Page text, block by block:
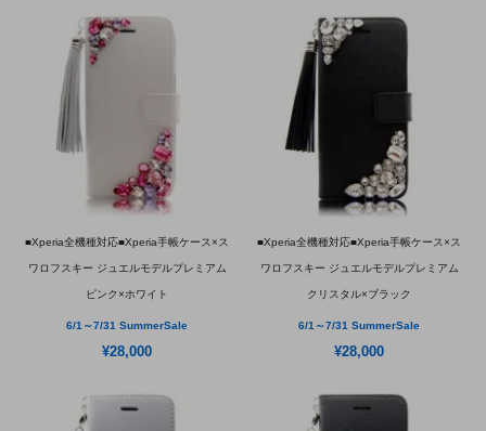
■Xperia全機種対応■Xperia手帳ケース×ス
ワロフスキー ジュエルモデルプレミアム
ピンク×ホワイト
6/1～7/31 SummerSale
¥28,000
■Xperia全機種対応■Xperia手帳ケース×ス
ワロフスキー ジュエルモデルプレミアム
クリスタル×ブラック
6/1～7/31 SummerSale
¥28,000